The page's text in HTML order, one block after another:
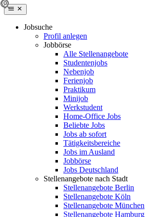
Jobsuche
Profil anlegen
Jobbörse
Alle Stellenangebote
Studentenjobs
Nebenjob
Ferienjob
Praktikum
Minijob
Werkstudent
Home-Office Jobs
Beliebte Jobs
Jobs ab sofort
Tätigkeitsbereiche
Jobs im Ausland
Jobbörse
Jobs Deutschland
Stellenangebote nach Stadt
Stellenangebote Berlin
Stellenangebote Köln
Stellenangebote München
Stellenangebote Hamburg